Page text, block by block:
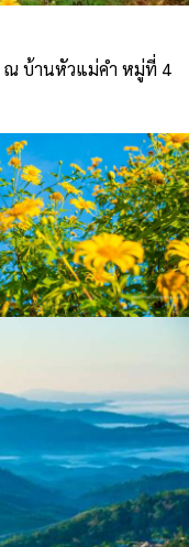
ณ บ้านหัวแม่คำ หมู่ที่ 4